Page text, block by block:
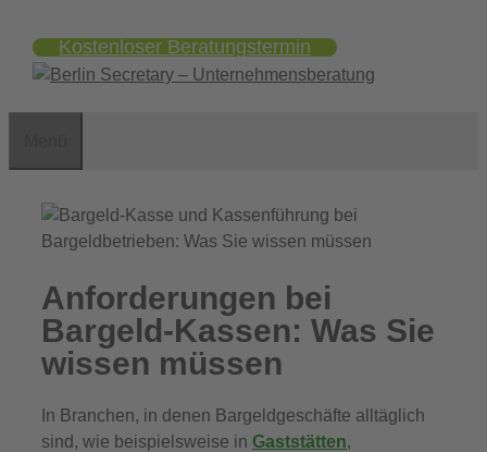
Inhalt
springen
Kostenloser Beratungstermin
Anforderungen bei
Bargeld-Kassen: Was Sie
wissen müssen
In Branchen, in denen Bargeldgeschäfte alltäglich
sind, wie beispielsweise in Gaststätten,